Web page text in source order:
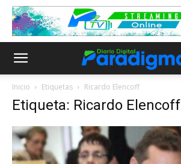
Inicio Etiquetas Ricardo Elencoff
Etiqueta: Ricardo Elencoff